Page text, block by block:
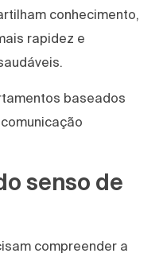
conhecimento,
rapidez e
baseados
senso de
compreender a